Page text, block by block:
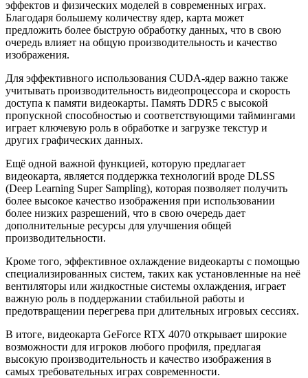
эффектов и физических моделей в современных играх.
Благодаря большему количеству ядер, карта может
предложить более быструю обработку данных, что в свою
очередь влияет на общую производительность и качество
изображения.
Для эффективного использования CUDA-ядер важно также
учитывать производительность видеопроцессора и скорость
доступа к памяти видеокарты. Память DDR5 с высокой
пропускной способностью и соответствующими таймингами
играет ключевую роль в обработке и загрузке текстур и
других графических данных.
Ещё одной важной функцией, которую предлагает
видеокарта, является поддержка технологий вроде DLSS
(Deep Learning Super Sampling), которая позволяет получить
более высокое качество изображения при использовании
более низких разрешений, что в свою очередь дает
дополнительные ресурсы для улучшения общей
производительности.
Кроме того, эффективное охлаждение видеокарты с помощью
специализированных систем, таких как установленные на неё
вентиляторы или жидкостные системы охлаждения, играет
важную роль в поддержании стабильной работы и
предотвращении перегрева при длительных игровых сессиях.
В итоге, видеокарта GeForce RTX 4070 открывает широкие
возможности для игроков любого профиля, предлагая
высокую производительность и качество изображения в
самых требовательных играх современности.